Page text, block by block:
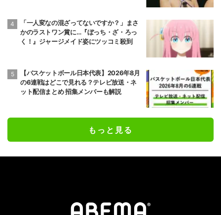
「一人変なの混ざってないですか？」まさ
かのラストワン賞に…『ぼっち・ざ・ろっ
く！』ジャージメイド姿にツッコミ殺到
【バスケットボール日本代表】2026年8月
の6連戦はどこで見れる？テレビ放送・ネ
ット配信まとめ 招集メンバーも解説
もっと見る